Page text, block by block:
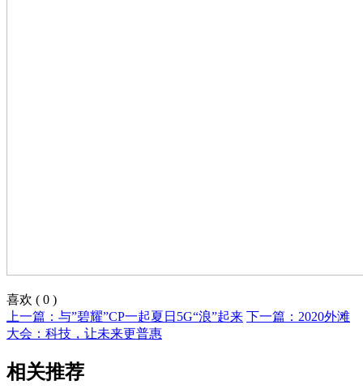
喜欢 ( 0 )
上一篇：与”碧耀”CP一起夏日5G“浪”起来 下一篇：2020外滩
大会：科技，让未来更普惠
相关推荐